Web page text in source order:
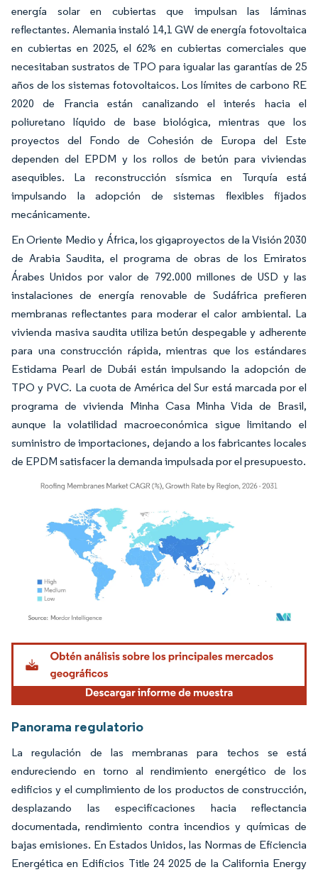
energía solar en cubiertas que impulsan las láminas
reflectantes. Alemania instaló 14,1 GW de energía fotovoltaica
en cubiertas en 2025, el 62% en cubiertas comerciales que
necesitaban sustratos de TPO para igualar las garantías de 25
años de los sistemas fotovoltaicos. Los límites de carbono RE
2020 de Francia están canalizando el interés hacia el
poliuretano líquido de base biológica, mientras que los
proyectos del Fondo de Cohesión de Europa del Este
dependen del EPDM y los rollos de betún para viviendas
asequibles. La reconstrucción sísmica en Turquía está
impulsando la adopción de sistemas flexibles fijados
mecánicamente.
En Oriente Medio y África, los gigaproyectos de la Visión 2030
de Arabia Saudita, el programa de obras de los Emiratos
Árabes Unidos por valor de 792.000 millones de USD y las
instalaciones de energía renovable de Sudáfrica prefieren
membranas reflectantes para moderar el calor ambiental. La
vivienda masiva saudita utiliza betún despegable y adherente
para una construcción rápida, mientras que los estándares
Estidama Pearl de Dubái están impulsando la adopción de
TPO y PVC. La cuota de América del Sur está marcada por el
programa de vivienda Minha Casa Minha Vida de Brasil,
aunque la volatilidad macroeconómica sigue limitando el
suministro de importaciones, dejando a los fabricantes locales
de EPDM satisfacer la demanda impulsada por el presupuesto.
Imagen © Mordor Intelligence. El uso requiere atribución según CC BY 4.0.
Panorama regulatorio
La regulación de las membranas para techos se está
endureciendo en torno al rendimiento energético de los
edificios y el cumplimiento de los productos de construcción,
desplazando las especificaciones hacia reflectancia
documentada, rendimiento contra incendios y químicas de
bajas emisiones. En Estados Unidos, las Normas de Eficiencia
Energética en Edificios Title 24 2025 de la California Energy